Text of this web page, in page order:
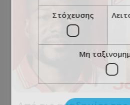
Στόχευσης
Μη